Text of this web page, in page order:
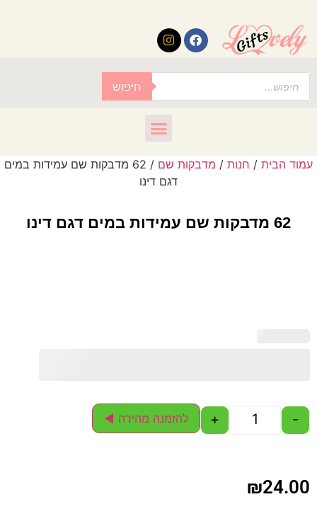
חיפוש
עמוד הבית / חנות / מדבקות שם
/ 62 מדבקות שם עמידות במים
דגם דינו
62 מדבקות שם עמידות במים דגם דינו
-
+ להזמנה מהירה ◄
₪24.00